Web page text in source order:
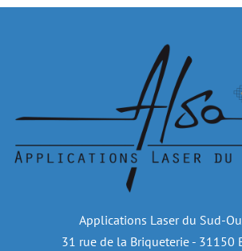
Applications Laser du Sud-
31 rue de la Briqueterie - 31150